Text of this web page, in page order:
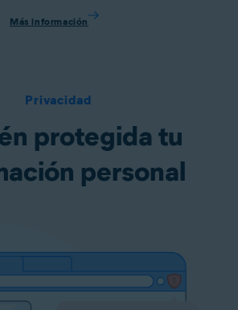
Más información
Privacidad
protegida tu
personal